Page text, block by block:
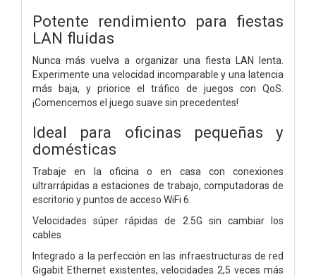
Potente rendimiento para fiestas
LAN fluidas
Nunca más vuelva a organizar una fiesta LAN lenta.
Experimente una velocidad incomparable y una latencia
más baja, y priorice el tráfico de juegos con QoS.
¡Comencemos el juego suave sin precedentes!
Ideal para oficinas pequeñas y
domésticas
Trabaje en la oficina o en casa con conexiones
ultrarrápidas a estaciones de trabajo, computadoras de
escritorio y puntos de acceso WiFi 6.
Velocidades súper rápidas de 2.5G sin cambiar los
cables
Integrado a la perfección en las infraestructuras de red
Gigabit Ethernet existentes, velocidades 2,5 veces más